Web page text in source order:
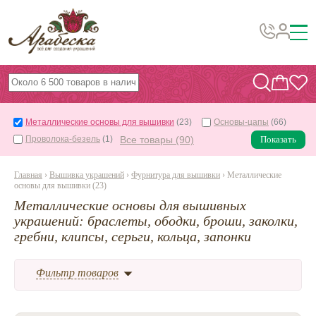
Бусины, подвески, декор
Бисер
Вышивка украшений
Фурнитура
Проволока
Инструменты и материалы
Эпоксидная смола
Шнуры, ленты, нитки
По темам и сезонам
Металлические основы для вышивки (23) Основы-цапы (66)
Проволока-безель (1) Все товары (90) Показать
Главная › Вышивка украшений › Фурнитура для вышивки › Металлические
основы для вышивки (23)
Металлические основы для вышивных
украшений: браслеты, ободки, броши, заколки,
гребни, клипсы, серьги, кольца, запонки
Фильтр товаров